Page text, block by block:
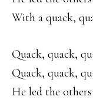
With a quack,
Quack, quack,
Quack, quack,
He led the others